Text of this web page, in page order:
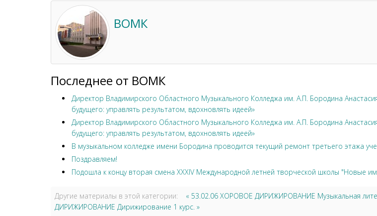
ВОМК
Последнее от ВОМК
Директор Владимирского Областного Музыкального Колледжа им. А.П. Бородина
будущего: управлять результатом, вдохновлять идеей»
Директор Владимирского Областного Музыкального Колледжа им. А.П. Бородина
будущего: управлять результатом, вдохновлять идеей»
В музыкальном колледже имени Бородина проводится текущий ремонт третьего этажа
Поздравляем!
Подошла к концу вторая смена XXXIV Международной летней творческой школы "Новые
Другие материалы в этой категории: « 53.02.06 ХОРОВОЕ ДИРИЖИРОВАНИЕ Музыкальная
ДИРИЖИРОВАНИЕ Дирижирование 1 курс. »